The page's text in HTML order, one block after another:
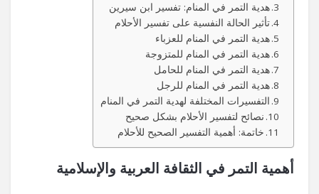
هدية التمر في المنام: تفسير ابن سيرين
تأثير الحالة النفسية على تفسير الأحلام
هدية التمر في المنام للعزباء
هدية التمر في المنام للمتزوجة
هدية التمر في المنام للحامل
هدية التمر في المنام للرجل
التفسيرات المختلفة لهدية التمر في المنام
نصائح لتفسير الأحلام بشكل صحيح
خاتمة: أهمية التفسير الصحيح للأحلام
أهمية التمر في الثقافة العربية والإسلامية